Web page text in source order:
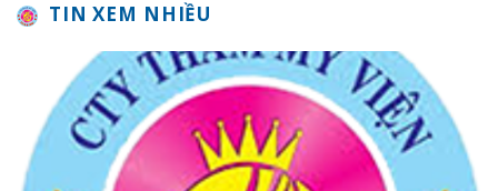
TIN XEM NHIỀU